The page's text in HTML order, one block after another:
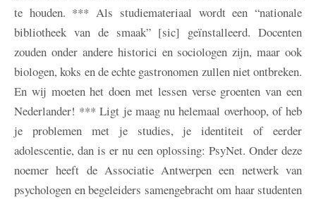
te houden. *** Als studiemateriaal wordt een “nationale
bibliotheek van de smaak” [sic] geïnstalleerd. Docenten
zouden onder andere historici en sociologen zijn, maar ook
biologen, koks en de echte gastronomen zullen niet ontbreken.
En wij moeten het doen met lessen verse groenten van een
Nederlander! *** Ligt je maag nu helemaal overhoop, of heb
je problemen met je studies, je identiteit of eerder
adolescentie, dan is er nu een oplossing: PsyNet. Onder deze
noemer heeft de Associatie Antwerpen een netwerk van
psychologen en begeleiders samengebracht om haar studenten